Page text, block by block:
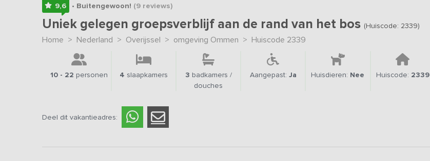
9,6 • Buitengewoon! (9reviews)
Uniek gelegen groepsverblijf aan de rand van het bos (Huiscode: 2339)
Home > Nederland > Overijssel > omgeving Ommen > Huiscode 2339
10 - 22 personen 4 slaapkamers 3 badkamers /
douches
Aangepast: Ja Huisdieren: Nee Huiscode: 2339
Deel dit vakantieadres: